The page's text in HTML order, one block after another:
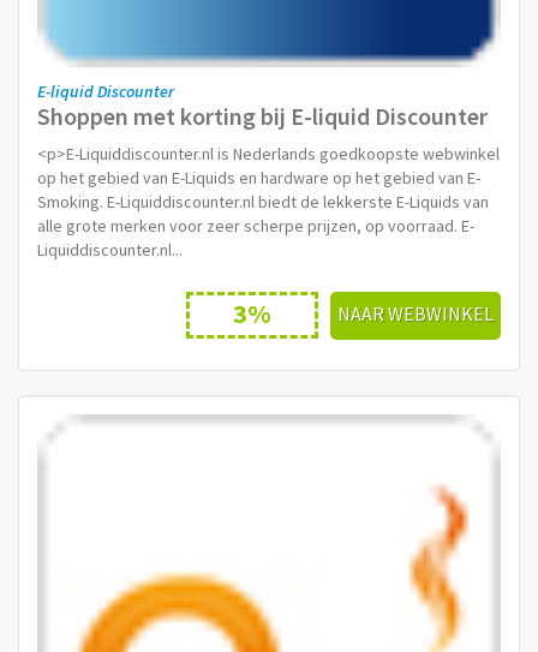
E-liquid Discounter
Shoppen met korting bij E-liquid Discounter
<p>E-Liquiddiscounter.nl is Nederlands goedkoopste webwinkel
op het gebied van E-Liquids en hardware op het gebied van E-
Smoking. E-Liquiddiscounter.nl biedt de lekkerste E-Liquids van
alle grote merken voor zeer scherpe prijzen, op voorraad. E-
Liquiddiscounter.nl...
NAAR WEBWINKEL
3%